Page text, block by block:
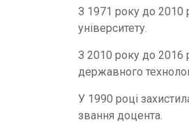
З 1971 року до 2010
університету.
З 2010 року до 2016
державного
У 1990 році
звання доцента.